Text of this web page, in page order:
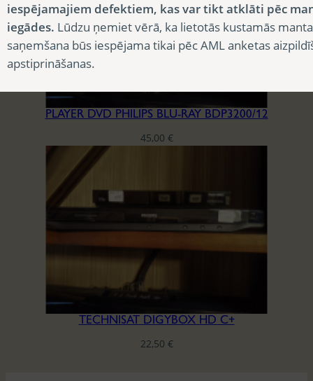
PLAYER DVD PHILIPS BLU-RAY BDP3200/12
45,00 €
TECHNISAT DIGYBOX HD C+
22,50 €
iespējamajiem defektiem, kas var tikt atklāti pēc
iegādes. Lūdzu ņemiet vērā, ka lietotās kustamās
saņemšana būs iespējama tikai pēc AML anketas
apstiprināšanas.